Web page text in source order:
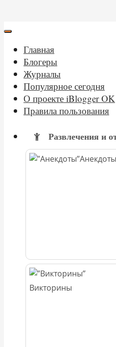
Главная
Блогеры
Журналы
Популярное сегодня
О проекте iBlogger OK
Правила пользования
Развлечения и
Анекдоты
Викторины